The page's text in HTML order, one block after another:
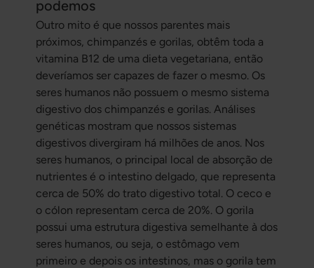
podemos
Outro mito é que nossos parentes mais
próximos, chimpanzés e gorilas, obtêm toda a
vitamina B12 de uma dieta vegetariana, então
deveríamos ser capazes de fazer o mesmo. Os
seres humanos não possuem o mesmo sistema
digestivo dos chimpanzés e gorilas. Análises
genéticas mostram que nossos sistemas
digestivos divergiram há milhões de anos. Nos
seres humanos, o principal local de absorção de
nutrientes é o intestino delgado, que representa
cerca de 50% do trato digestivo total. O ceco e
o cólon representam cerca de 20%. O gorila
possui uma estrutura digestiva semelhante à dos
seres humanos, ou seja, o estômago vem
primeiro e depois os intestinos, mas o gorila tem